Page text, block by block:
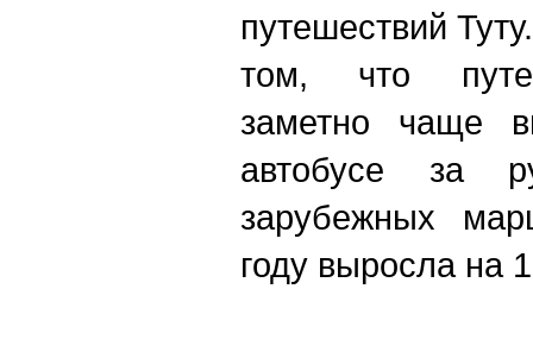
путешествий
том, что
заметно чаще
автобусе за
зарубежных
году выросла на